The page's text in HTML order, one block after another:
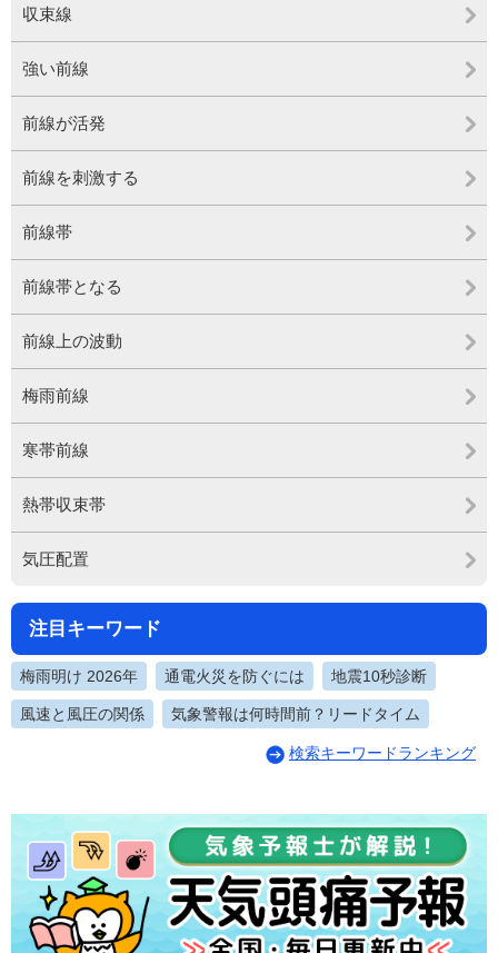
収束線
強い前線
前線が活発
前線を刺激する
前線帯
前線帯となる
前線上の波動
梅雨前線
寒帯前線
熱帯収束帯
気圧配置
注目キーワード
梅雨明け 2026年 通電火災を防ぐには 地震10秒診断
風速と風圧の関係 気象警報は何時間前？リードタイム
検索キーワードランキング